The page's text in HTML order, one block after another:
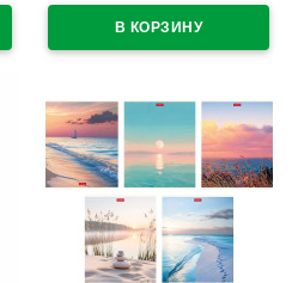
арт.10Кц4_36116